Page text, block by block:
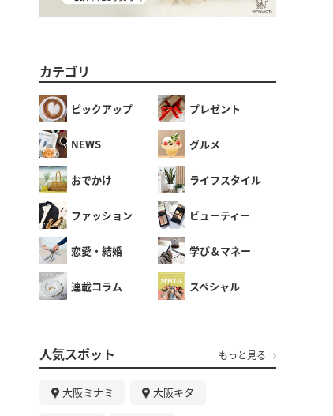
カテゴリ
ピックアップ プレゼント
NEWS グルメ
おでかけ ライフスタイル
ファッション ビューティー
恋愛・結婚 学び＆マネー
連載コラム スペシャル
人気スポット もっと見る
大阪ミナミ 大阪キタ